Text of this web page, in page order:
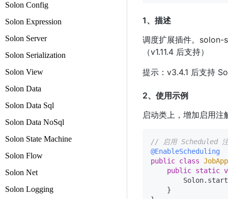
Solon Config
Solon Expression
Solon Server
Solon Serialization
Solon View
Solon Data
Solon Data Sql
Solon Data NoSql
Solon State Machine
Solon Flow
Solon Net
Solon Logging
1、描述
调度扩展插件。solon-
（v1.11.4 后支持）
提示：v3.4.1 后支持
2、使用示例
启动类上，增加启用注
// 启用 Scheduled 注
@EnableScheduling
public class JobApp
public static
    }